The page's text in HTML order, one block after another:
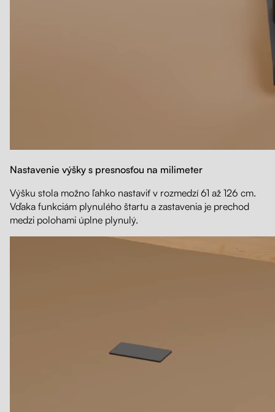
Nastavenie výšky s presnosťou na milimeter
Výšku stola možno ľahko nastaviť v rozmedzí 61 až 126 cm.
Vďaka funkciám plynulého štartu a zastavenia je prechod
medzi polohami úplne plynulý.